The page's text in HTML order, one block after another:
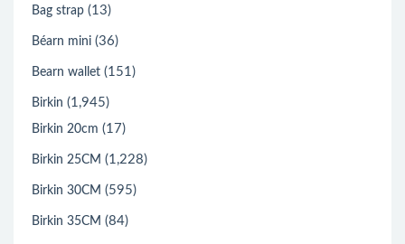
Bag strap (13)
Béarn mini (36)
Bearn wallet (151)
Birkin (1,945)
Birkin 20cm (17)
Birkin 25CM (1,228)
Birkin 30CM (595)
Birkin 35CM (84)